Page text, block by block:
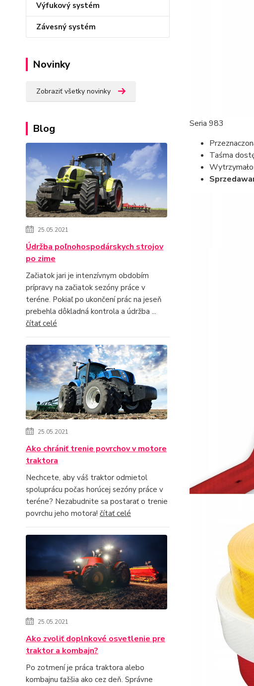
Výfukový systém
Závesný systém
Novinky
Zobraziť všetky novinky
Blog
25.05.2021
Údržba poľnohospodárskych strojov
po zime
Začiatok jari je intenzívnym obdobím
prípravy na začiatok sezóny práce v
teréne. Pokiaľ po ukončení prác na jeseň
prebehla dôkladná kontrola a údržba ...
čítať celé
25.05.2021
Ako chrániť trenie povrchov v motore
traktora
Nechcete, aby váš traktor odmietol
spoluprácu počas horúcej sezóny práce v
teréne? Nezabudnite sa postarať o trenie
povrchu jeho motora! čítať celé
25.05.2021
Ako zvoliť doplnkové osvetlenie pre
traktor a kombajn?
Po zotmení je práca traktora alebo
kombajnu ťažšia ako cez deň. Správne
Seria 983
Taśma